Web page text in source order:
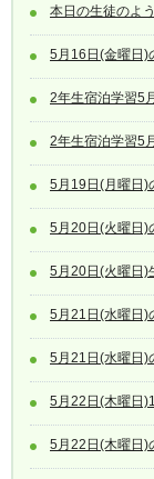
本日の生徒のよ
5月16日(金曜日)
2年生宿泊学習5
2年生宿泊学習5
5月19日(月曜日)
5月20日(火曜日)
5月20日(火曜日)
5月21日(水曜日)
5月21日(水曜日)
5月22日(木曜日
5月22日(木曜日)